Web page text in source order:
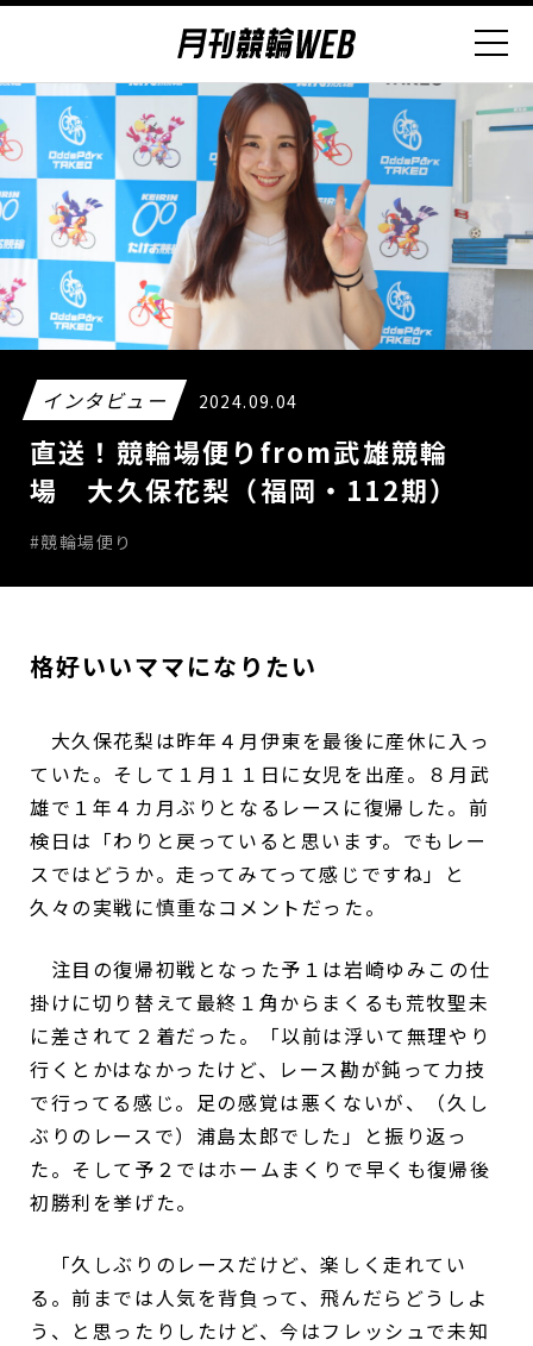
インタビュー 2024.09.04
直送！競輪場便りfrom武雄競輪
場 大久保花梨（福岡・112期）
#競輪場便り
格好いいママになりたい
大久保花梨は昨年４月伊東を最後に産休に入っ
ていた。そして１月１１日に女児を出産。８月武
雄で１年４カ月ぶりとなるレースに復帰した。前
検日は「わりと戻っていると思います。でもレー
スではどうか。走ってみてって感じですね」と
久々の実戦に慎重なコメントだった。
注目の復帰初戦となった予１は岩崎ゆみこの仕
掛けに切り替えて最終１角からまくるも荒牧聖未
に差されて２着だった。「以前は浮いて無理やり
行くとかはなかったけど、レース勘が鈍って力技
で行ってる感じ。足の感覚は悪くないが、（久し
ぶりのレースで）浦島太郎でした」と振り返っ
た。そして予２ではホームまくりで早くも復帰後
初勝利を挙げた。
「久しぶりのレースだけど、楽しく走れてい
る。前までは人気を背負って、飛んだらどうしよ
う、と思ったりしたけど、今はフレッシュで未知